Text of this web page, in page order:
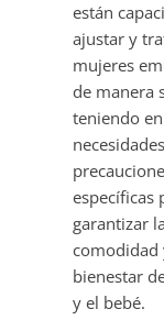
están
ajustar y
mujeres
de manera
teniendo
específicas
garantizar la
comodidad
bienestar
y el bebé.